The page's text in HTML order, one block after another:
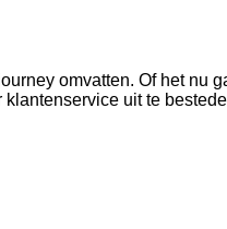
omvatten. Of het nu
uit te